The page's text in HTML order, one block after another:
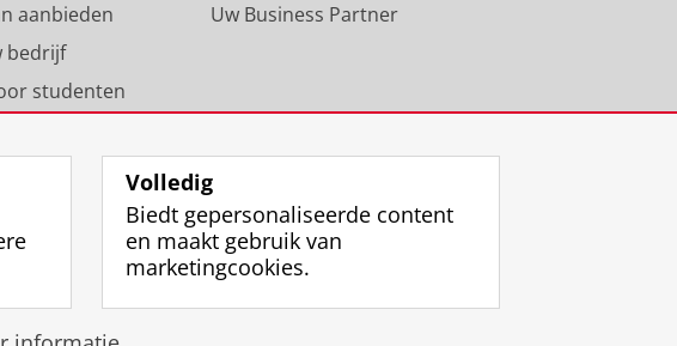
aanbieden
bedrijf
studenten
Uw Business Partner
Inloggen
Volledig
Biedt gepersonaliseerde content
en maakt gebruik van
marketingcookies.